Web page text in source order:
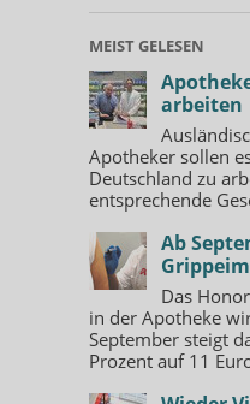
MEIST GELESEN
arbeiten
Apotheker sollen
Deutschland zu
entsprechende
Ab
Das
in der Apotheke
September steigt
Prozent auf 11